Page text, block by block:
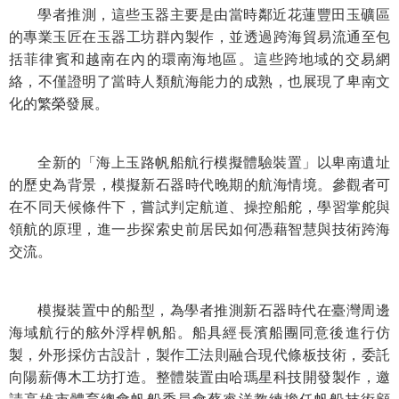
務
性
別
區
友
善
務
服
務
學者推測，這些玉器主要是由當時鄰近花蓮豐田玉礦區
的專業玉匠在玉器工坊群內製作，並透過跨海貿易流通至包
括菲律賓和越南在內的環南海地區。這些跨地域的交易網
絡，不僅證明了當時人類航海能力的成熟，也展現了卑南文
化的繁榮發展。
全新的「海上玉路帆船航行模擬體驗裝置」以卑南遺址
的歷史為背景，模擬新石器時代晚期的航海情境。參觀者可
在不同天候條件下，嘗試判定航道、操控船舵，學習掌舵與
領航的原理，進一步探索史前居民如何憑藉智慧與技術跨海
交流。
模擬裝置中的船型，為學者推測新石器時代在臺灣周邊
海域航行的舷外浮桿帆船。船具經長濱船團同意後進行仿
製，外形採仿古設計，製作工法則融合現代條板技術，委託
向陽薪傳木工坊打造。整體裝置由哈瑪星科技開發製作，邀